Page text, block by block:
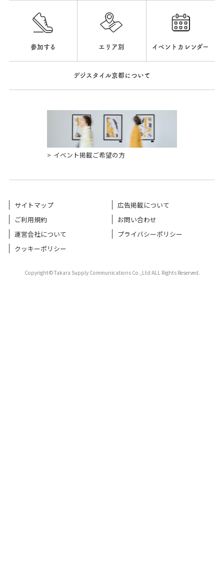
参加する エリア別 イベントカレンダー
デジスタイル京都について
イベント掲載ご希望の方
サイトマップ
広告掲載について
ご利用規約
お問い合わせ
運営会社について
プライバシーポリシー
クッキーポリシー
Copyright©Takara Supply Communications Co.,Ltd ALL Rights Reserved.